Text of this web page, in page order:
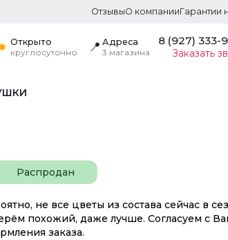
ОтзывыО компанииГарантии
Открыто
круглосуточно
📍 Адреса
3 магазина
8 (927) 333-
Заказать
Распродан
не все цветы из состава сейчас в
похожий, даже лучше. Согласуем с
заказа.